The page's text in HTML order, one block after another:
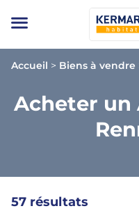
Accueil > Biens à vendre
Acheter un
57 résultats